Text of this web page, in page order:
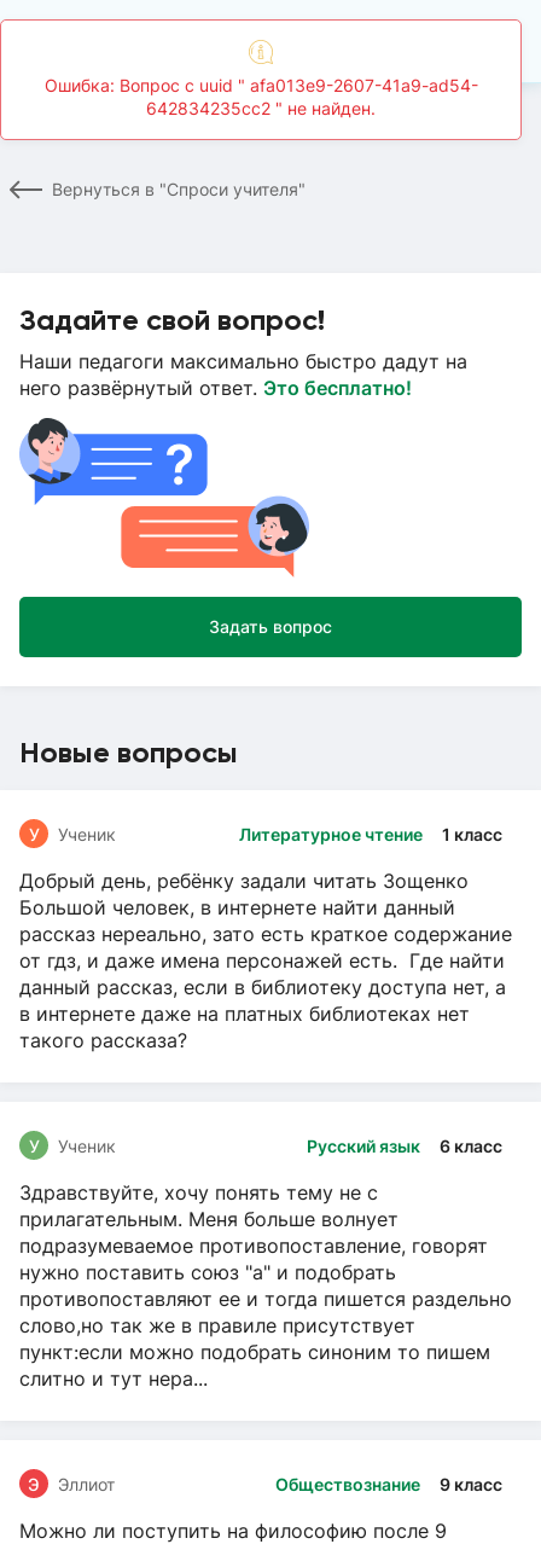
Спроси учителя Страница вопроса
Вернуться в "Спроси учителя"
Задайте свой вопрос!
Наши педагоги максимально быстро дадут на
него развёрнутый ответ. Это бесплатно!
Задать вопрос
Новые вопросы
Литературное чтение 1 класс
У Ученик
Добрый день, ребёнку задали читать Зощенко
Большой человек, в интернете найти данный
рассказ нереально, зато есть краткое содержание
от гдз, и даже имена персонажей есть. Где найти
данный рассказ, если в библиотеку доступа нет, а
в интернете даже на платных библиотеках нет
такого рассказа?
Русский язык 6 класс
У Ученик
Здравствуйте, хочу понять тему не с
прилагательным. Меня больше волнует
подразумеваемое противопоставление, говорят
нужно поставить союз "а" и подобрать
противопоставляют ее и тогда пишется раздельно
слово,но так же в правиле присутствует
пункт:если можно подобрать синоним то пишем
слитно и тут нера...
Обществознание 9 класс
Э Эллиот
Можно ли поступить на философию после 9